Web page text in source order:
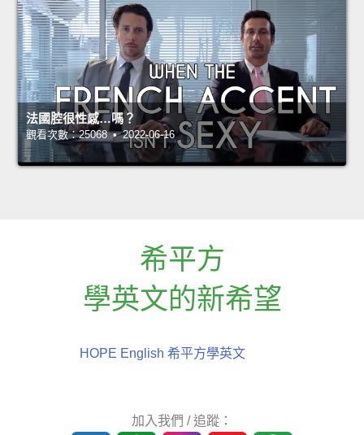
法國腔很性感…嗎？
觀看次數：25068 • 2022-06-16
希平方
學英文的新希望
HOPE English 希平方學英文
加入我們 / 追蹤：